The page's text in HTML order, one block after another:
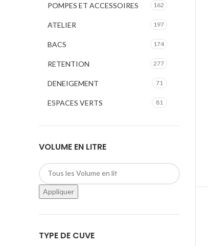
POMPES ET ACCESSOIRES 162
ATELIER 197
BACS 174
RETENTION 277
DENEIGEMENT 71
ESPACES VERTS 81
VOLUME EN LITRE
Appliquer
TYPE DE CUVE